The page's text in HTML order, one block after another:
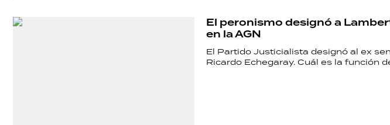
El peronismo designó a
en la AGN
El Partido Justicialista designó al ex
Ricardo Echegaray. Cuál es la función
ECONOMÍA